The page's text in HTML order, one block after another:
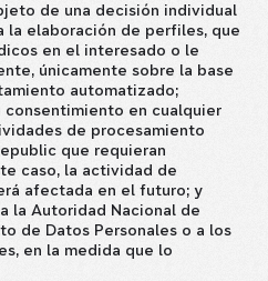
de una decisión individual
la elaboración de perfiles, que
en el interesado o le
únicamente sobre la base
automatizado;
consentimiento en cualquier
de procesamiento
que requieran
caso, la actividad de
afectada en el futuro; y
la Autoridad Nacional de
de Datos Personales o a los
en la medida que lo